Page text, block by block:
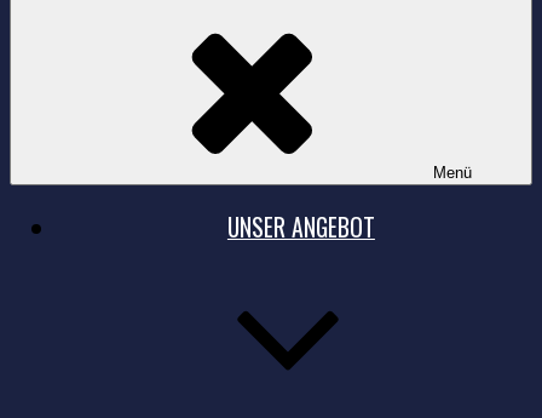
Menü
UNSER ANGEBOT